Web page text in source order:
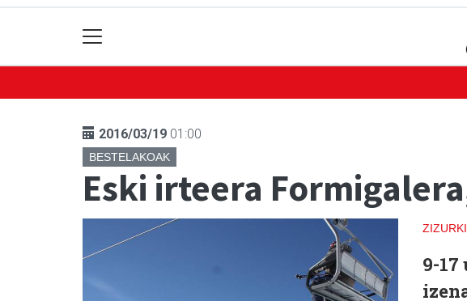
2016/03/19 01:00
BESTELAKOAK
Eski irteera
9-